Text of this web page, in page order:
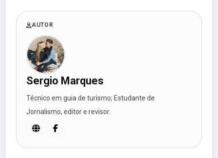
AUTOR
Sergio Marques
Técnico em guia de turismo; Estudante de
Jornalismo, editor e revisor.